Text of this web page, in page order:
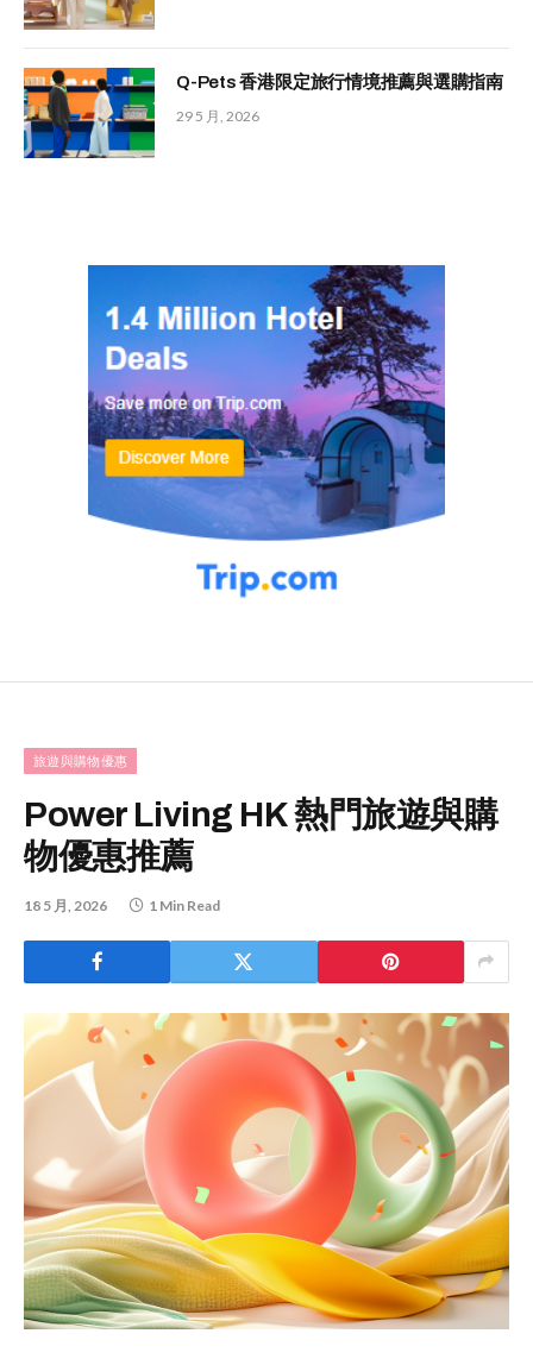
Q-Pets 香港限定旅行情境推薦與選購指南
29 5 月, 2026
旅遊與購物優惠
Power Living HK 熱門旅遊與購
物優惠推薦
18 5 月, 2026 1 Min Read